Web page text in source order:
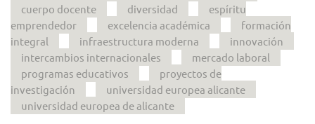
cuerpo docente
diversidad
espíritu
emprendedor
excelencia académica
formación
integral
infraestructura moderna
innovación
intercambios internacionales
mercado laboral
programas educativos
proyectos de
investigación
universidad europea alicante
universidad europea de alicante